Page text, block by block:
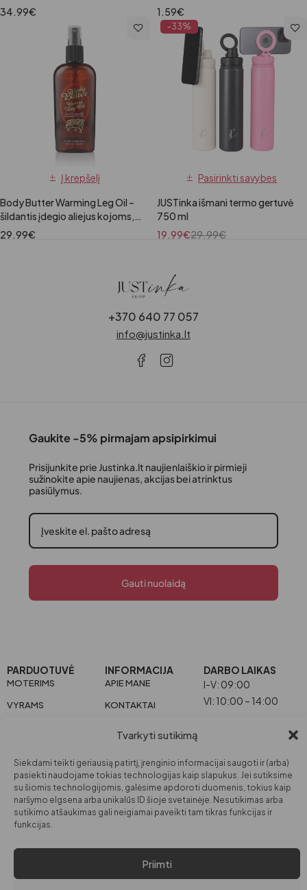
Tvarkyti sutikimą
Siekdami teikti geriausią patirtį, įrenginio informacijai saugoti ir (arba)
pasiekti naudojame tokias technologijas kaip slapukus. Jei sutiksime
su šiomis technologijomis, galėsime apdoroti duomenis, tokius kaip
naršymo elgsena arba unikalūs ID šioje svetainėje. Nesutikimas arba
sutikimo atšaukimas gali neigiamai paveikti tam tikras funkcijas ir
funkcijas.
Priimti
251ml
34.99€
7.5ml
1.59€
Į krepšelį
Body Butter Warming Leg Oil –
šildantis įdegio aliejus kojoms,
180ml
29.99€
-33%
Pasirinkti savybes
JUSTinka išmani termo gertuvė
750 ml
29.99€
19.99€
+370 640 77 057
info@justinka.lt
Gaukite -5% pirmajam apsipirkimui
Prisijunkite prie Justinka.lt naujienlaiškio ir pirmieji
sužinokite apie naujienas, akcijas bei atrinktus
pasiūlymus.
Gauti nuolaidą
PARDUOTUVĖ
MOTERIMS
VYRAMS
NAMAMS
INFORMACIJA
APIE MANE
KONTAKTAI
DARBO LAIKAS
I-V: 09:00
VI: 10:00 – 14:00
© VISOS TEISĖS
SAUGOMOS PAGAL LR
ĮSTATYMUS.
PRIVATUMO POLITIKA
PREKIŲ IR PINIGŲ GRĄŽINIMO POLITIKA